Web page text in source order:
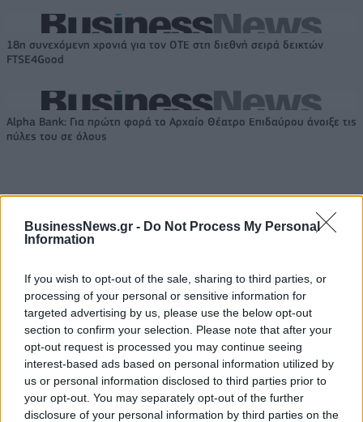
BusinessNews.gr - Do Not Process My Personal
Information
If you wish to opt-out of the sale, sharing to third parties, or
processing of your personal or sensitive information for
targeted advertising by us, please use the below opt-out
section to confirm your selection. Please note that after your
opt-out request is processed you may continue seeing
interest-based ads based on personal information utilized by
us or personal information disclosed to third parties prior to
your opt-out. You may separately opt-out of the further
disclosure of your personal information by third parties on the
18η συνεχόμενη χρονιά για τον ΟΤΕ στη διεθνή σειρά δεικτών
FTSE4Good
Alpha Bank: Για πρώτη φορά το Αρχαίο Θέατρο Επιδαύρου άνοιξε τις
πύλες του σε όλους
ΠΕΡΙΣΣΌΤΕΡΑ ΣΕ ΑΥΤΉ ΤΗΝ ΚΑΤΗΓΟΡΊΑ
Burberry: Αποχωρεί ο
Christopher Bailey
01/11/2017 - 02:00
Tρεις νεκροί από σφαίρες
στο Walmart του
Κολοράντο
02/11/2017 - 02:00